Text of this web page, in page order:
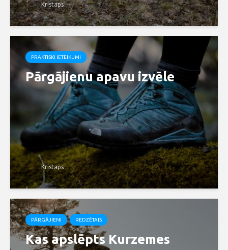
Kristaps
PRAKTISKI IETEIKUMI
Pārgājienu apavu izvēle
Kristaps
PĀRGĀJIENI REDZĒTAIS
Kas apslēpts Kurzemes